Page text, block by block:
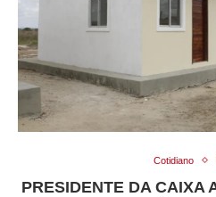
Cotidiano
PRESIDENTE DA CAIXA